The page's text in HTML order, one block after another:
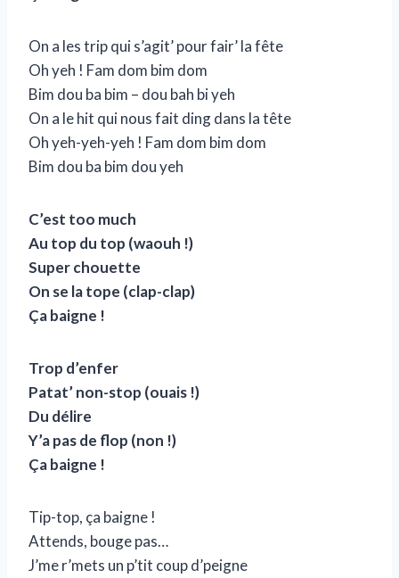
On a les trip qui s’agit’ pour fair’ la fête
Oh yeh ! Fam dom bim dom
Bim dou ba bim – dou bah bi yeh
On a le hit qui nous fait ding dans la tête
Oh yeh-yeh-yeh ! Fam dom bim dom
Bim dou ba bim dou yeh
C’est too much
Au top du top (waouh !)
Super chouette
On se la tope (clap-clap)
Ça baigne !
Trop d’enfer
Patat’ non-stop (ouais !)
Du délire
Y’a pas de flop (non !)
Ça baigne !
Tip-top, ça baigne !
Attends, bouge pas…
J’me r’mets un p’tit coup d’peigne